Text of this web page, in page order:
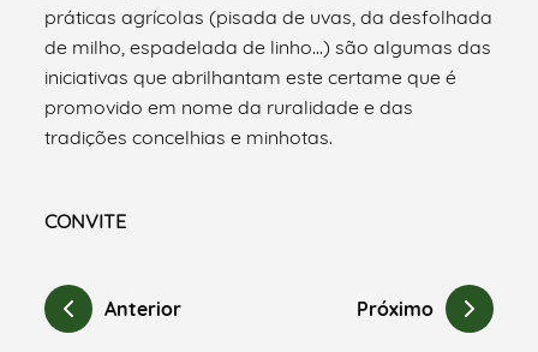
práticas agrícolas (pisada de uvas, da desfolhada
de milho, espadelada de linho…) são algumas das
iniciativas que abrilhantam este certame que é
promovido em nome da ruralidade e das
tradições concelhias e minhotas.
CONVITE
Anterior Próximo